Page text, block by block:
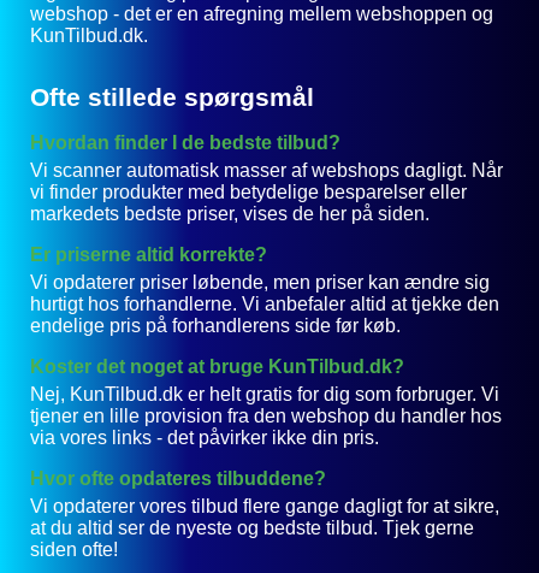
webshop - det er en afregning mellem webshoppen og
KunTilbud.dk.
Ofte stillede spørgsmål
Hvordan finder I de bedste tilbud?
Vi scanner automatisk masser af webshops dagligt. Når
vi finder produkter med betydelige besparelser eller
markedets bedste priser, vises de her på siden.
Er priserne altid korrekte?
Vi opdaterer priser løbende, men priser kan ændre sig
hurtigt hos forhandlerne. Vi anbefaler altid at tjekke den
endelige pris på forhandlerens side før køb.
Koster det noget at bruge KunTilbud.dk?
Nej, KunTilbud.dk er helt gratis for dig som forbruger. Vi
tjener en lille provision fra den webshop du handler hos
via vores links - det påvirker ikke din pris.
Hvor ofte opdateres tilbuddene?
Vi opdaterer vores tilbud flere gange dagligt for at sikre,
at du altid ser de nyeste og bedste tilbud. Tjek gerne
siden ofte!